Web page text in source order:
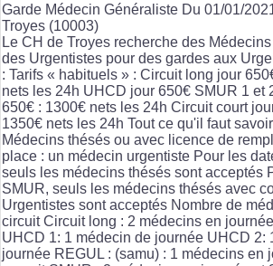
Garde Médecin Généraliste Du 01/01/
Troyes (10003)
Le CH de Troyes recherche des
des Urgentistes pour des gardes aux
: Tarifs « habituels » : Circuit long jour
nets les 24h UHCD jour 650€ SMUR 1 et
650€ : 1300€ nets les 24h Circuit court
1350€ nets les 24h Tout ce qu'il faut
Médecins thésés ou avec licence de
place : un médecin urgentiste Pour les
seuls les médecins thésés sont acceptés
SMUR, seuls les médecins thésés avec
Urgentistes sont acceptés Nombre de
circuit Circuit long : 2 médecins en
UHCD 1: 1 médecin de journée UHCD 2:
journée REGUL : (samu) : 1 médecins en